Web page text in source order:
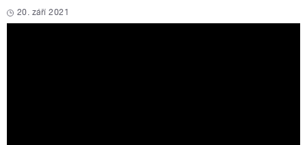
20. září 2021